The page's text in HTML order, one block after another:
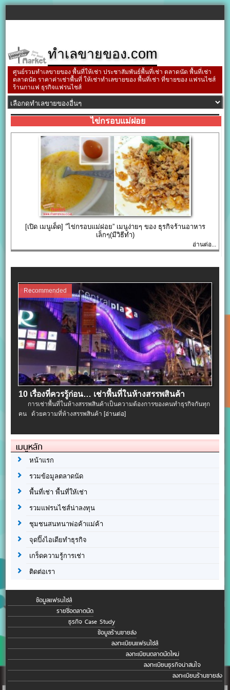
ทำเลขายของ.com
ศูนย์รวมทำเลขายของ พื้นที่ให้เช่า ประชาสัมพันธ์พื้นที่เช่า ตลาดนัด พื้นที่เช่า
ตลาดนัด ราคาค่าเช่าพื้นที่ ให้เช่าทำเลขายของ พื้นที่เช่า ที่ขายของ แฟรนไชส์
ร้านกาแฟ ธุรกิจแฟรนไชส์
ไข่กรอบแม่ฝอย
[เปิด เมนูเด็ด] ”ไข่กรอบแม่ฝอย” เมนูง่ายๆ ของ ธุรกิจร้านอาหาร
เล็กๆ(มีวิธีทำ)
อ่านต่อ...
Recommended
10 เรื่องที่ควรรู้ก่อน… เช่าพื้นที่ในห้างสรรพสินค้า
การเช่าพื้นที่ในห้างสรรพสินค้าเป็นความต้องการของคนทำธุรกิจกันทุก
คน ด้วยความที่ห้างสรรพสินค้า[อ่านต่อ]
เมนูหลัก
หน้าแรก
รวมข้อมูลตลาดนัด
พื้นที่เช่า พื้นที่ให้เช่า
รวมแฟรนไชส์น่าลงทุน
ชุมชนสนทนาพ่อค้าแม่ค้า
จุดปิ๊งไอเดียทำธุรกิจ
เกร็ดความรู้การเช่า
ติดต่อเรา
ข้อมูลแฟรนไชส์
รายชื่อตลาดนัด
ธุรกิจ Case Study
ข้อมูลร้านขายส่ง
ลงทะเบียนแฟรนไชส์
ลงทะเบียนตลาดนัดใหม่
ลงทะเบียนธุรกิจน่าสนใจ
ลงทะเบียนร้านขายส่ง